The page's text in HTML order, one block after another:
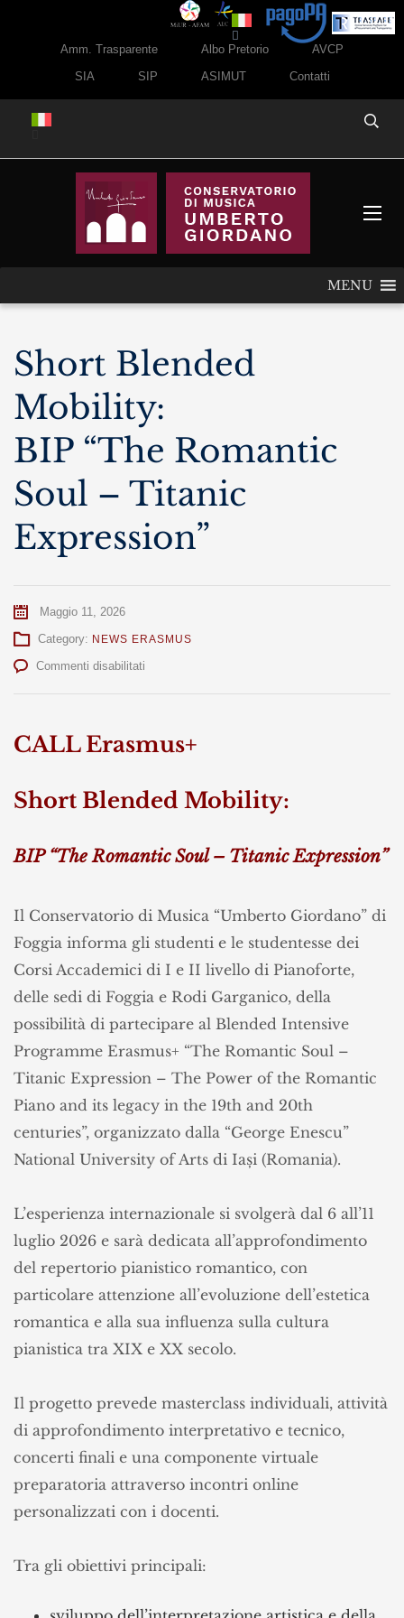
Amm. Trasparente Albo Pretorio
AVCP
SIA
SIP ASIMUT Contatti
MENU
Short Blended
Mobility:
BIP “The Romantic
Soul – Titanic
Expression”
Maggio 11, 2026
Category: NEWS ERASMUS
Commenti disabilitati
“The
Soul
–
Expression”
CALL Erasmus+
Short Blended Mobility:
BIP “The Romantic Soul – Titanic Expression”
Il Conservatorio di Musica “Umberto Giordano” di
Foggia informa gli studenti e le studentesse dei
Corsi Accademici di I e II livello di Pianoforte,
delle sedi di Foggia e Rodi Garganico, della
possibilità di partecipare al Blended Intensive
Programme Erasmus+ “The Romantic Soul –
Titanic Expression – The Power of the Romantic
Piano and its legacy in the 19th and 20th
centuries”, organizzato dalla “George Enescu”
National University of Arts di Iași (Romania).
L’esperienza internazionale si svolgerà dal 6 all’11
luglio 2026 e sarà dedicata all’approfondimento
del repertorio pianistico romantico, con
particolare attenzione all’evoluzione dell’estetica
romantica e alla sua influenza sulla cultura
pianistica tra XIX e XX secolo.
Il progetto prevede masterclass individuali, attività
di approfondimento interpretativo e tecnico,
concerti finali e una componente virtuale
preparatoria attraverso incontri online
personalizzati con i docenti.
Tra gli obiettivi principali: